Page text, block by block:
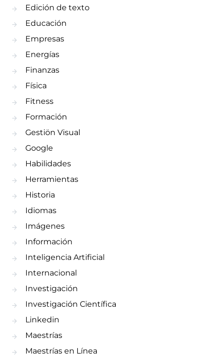
Edición de texto
Educación
Empresas
Energías
Finanzas
Física
Fitness
Formación
Gestiön Visual
Google
Habilidades
Herramientas
Historia
Idiomas
Imágenes
Información
Inteligencia Artificial
Internacional
Investigación
Investigación Científica
Linkedin
Maestrías
Maestrías en Línea